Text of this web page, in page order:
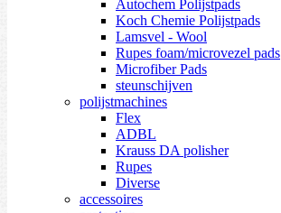
Autochem Polijstpads
Koch Chemie Polijstpads
Lamsvel - Wool
Rupes foam/microvezel pads
Microfiber Pads
steunschijven
polijstmachines
Flex
ADBL
Krauss DA polisher
Rupes
Diverse
accessoires